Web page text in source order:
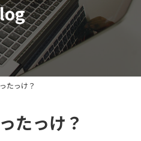
たっけ？
たっけ？